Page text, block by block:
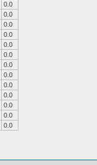
0.0
0.0
0.0
0.0
0.0
0.0
0.0
0.0
0.0
0.0
0.0
0.0
0.0